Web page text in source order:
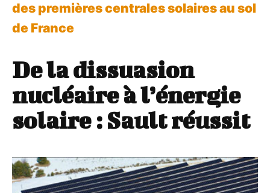
des premières centrales solaires au sol
de France
De la dissuasion
nucléaire à l’énergie
solaire : Sault réussit